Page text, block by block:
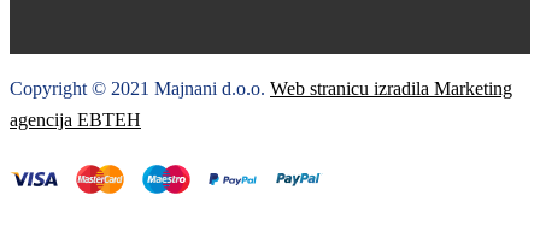
Copyright © 2021 Majnani d.o.o. Web stranicu izradila Marketing
agencija EBTEH